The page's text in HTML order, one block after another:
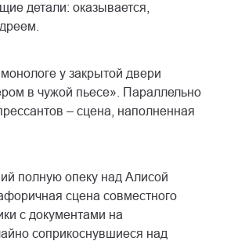
детали: оказывается,
у закрытой двери
в чужой пьесе». Параллельно
– сцена, наполненная
полную опеку над Алисой
сцена совместного
с документами на
соприкоснувшиеся над